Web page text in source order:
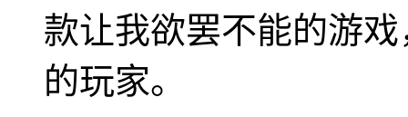
款让我欲罢不能的游
的玩家。